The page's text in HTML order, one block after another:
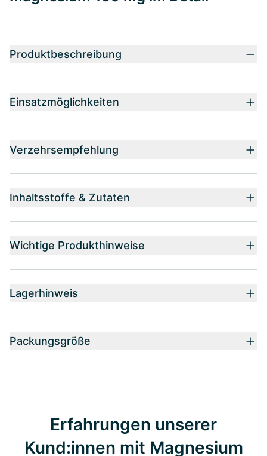
Produktbeschreibung
Einsatzmöglichkeiten
Verzehrsempfehlung
Inhaltsstoffe & Zutaten
Wichtige Produkthinweise
Lagerhinweis
Packungsgröße
Erfahrungen unserer
Kund:innen mit Magnesium